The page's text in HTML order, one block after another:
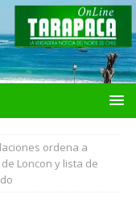
ordena a
Loncon y lista de